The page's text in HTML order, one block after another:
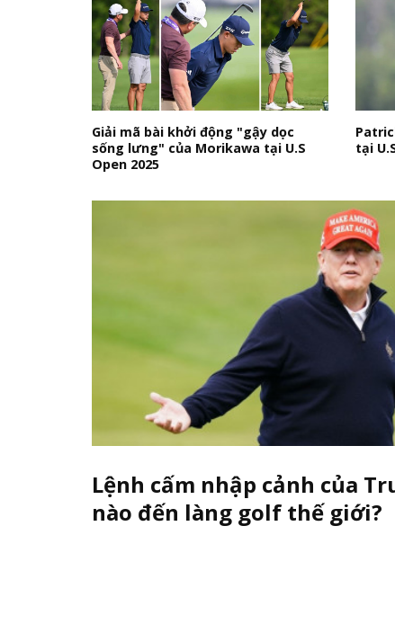
Giải mã bài khởi động "gậy dọc
sống lưng" của Morikawa tại U.S
Open 2025
tại
Lệnh cấm nhập cảnh của
nào đến làng golf thế giới?